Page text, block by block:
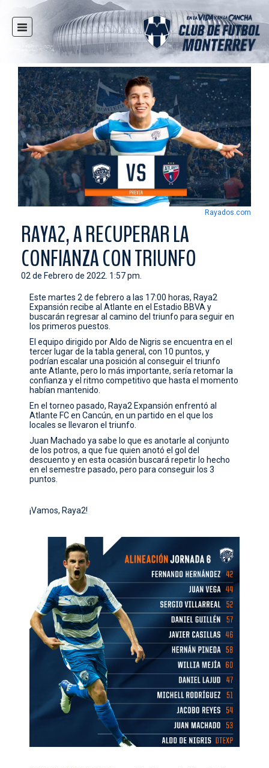
INICIO
NOTICIAS
CLUB
MULTIMEDIA
RAYADOS
RAYADAS
FUERZAS BÁSICAS
RESPONSABILIDAD SOCIAL
TAQUILLA
TIENDA
ESTADIO
PRENSA
Rayados.com
RAYA2, A RECUPERAR LA
CONFIANZA CON TRIUNFO
02 de Febrero de 2022. 1:57 pm.
Este martes 2 de febrero a las 17:00 horas, Raya2
Expansión recibe al Atlante en el Estadio BBVA y
buscarán regresar al camino del triunfo para seguir en
los primeros puestos.
El equipo dirigido por Aldo de Nigris se encuentra en el
tercer lugar de la tabla general, con 10 puntos, y
podrían escalar una posición al conseguir el triunfo
ante Atlante, pero lo más importante, sería retomar la
confianza y el ritmo competitivo que hasta el momento
habían mantenido.
En el torneo pasado, Raya2 Expansión enfrentó al
Atlante FC en Cancún, en un partido en el que los
locales se llevaron el triunfo.
Juan Machado ya sabe lo que es anotarle al conjunto
de los potros, a que fue quien anotó el gol del
descuento y en esta ocasión buscará repetir lo hecho
en el semestre pasado, pero para conseguir los 3
puntos.
¡Vamos, Raya2!